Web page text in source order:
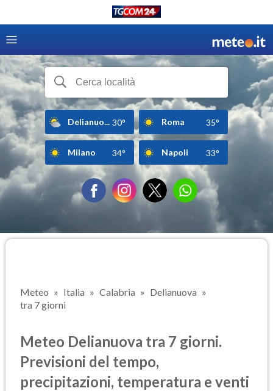
Delianuo... 30° Roma 35°
Milano 34° Napoli 33°
Meteo Italia Calabria
Delianuova
tra 7 giorni
Meteo Delianuova tra 7 giorni.
Previsioni del tempo,
precipitazioni, temperatura e venti